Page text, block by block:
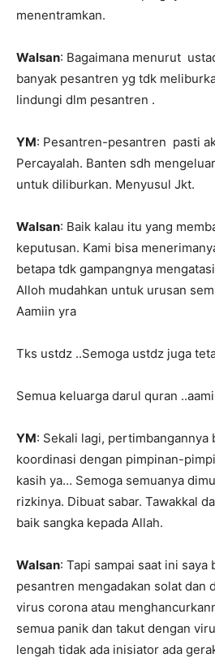
menentramkan.
Walsan: Bagaimana menurut
banyak pesantren yg tdk
lindungi dlm pesantren .
YM: Pesantren-pesantren pasti
Percayalah. Banten sdh
untuk diliburkan. Menyusul Jkt.
Walsan: Baik kalau itu yang
keputusan. Kami bisa
betapa tdk gampangnya
Alloh mudahkan untuk urusan
Aamiin yra
Tks ustdz ..Semoga ustdz juga
Semua keluarga darul quran
YM: Sekali lagi, pertimbangannya
koordinasi dengan pimpinan-
kasih ya… Semoga semuanya
rizkinya. Dibuat sabar. Tawakkal
baik sangka kepada Allah.
Walsan: Tapi sampai saat ini
pesantren mengadakan solat dan
virus corona atau
semua panik dan takut dengan
lengah tidak ada inisiator ada